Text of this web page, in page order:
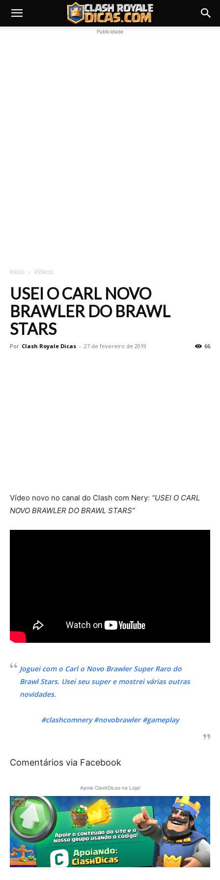
Publicidade
Início Vídeos
USEI O CARL NOVO
BRAWLER DO BRAWL
STARS
Por Clash Royale Dicas - 27 de fevereiro de 2019 66
Vídeo novo no canal do Clash com Nery: “USEI O CARL
NOVO BRAWLER DO BRAWL STARS”
Joguei com o Carl o Novo Brawler Super Raro do
Brawl Stars. Usei seu super e mostrei várias outras
novidades.
#clashcomnery #novobrawler #gameplay
Comentários via Facebook
Apoie ClashDicas na Loja!